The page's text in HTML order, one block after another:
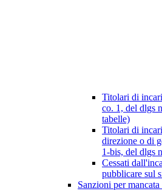
Titolari di
co. 1, del dlgs
tabelle)
Titolari di
direzione o di
1-bis, del dlgs
Cessati
pubblicare sul
Sanzioni per